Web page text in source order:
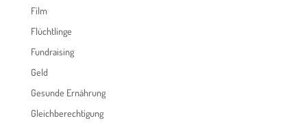
Film
Flüchtlinge
Fundraising
Geld
Gesunde Ernährung
Gleichberechtigung